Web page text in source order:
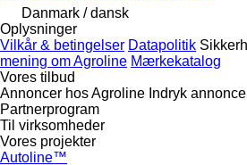
Danmark / dansk
Oplysninger
Vilkår & betingelser Datapolitik
mening om Agroline Mærkekatalog
Vores tilbud
Annoncer hos Agroline Indryk annonce
Partnerprogram
Til virksomheder
Vores projekter
Autoline™